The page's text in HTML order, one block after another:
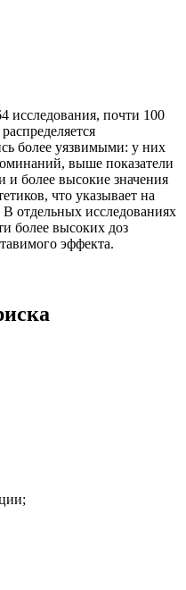
исследования, почти 100
более уязвимыми: у них
выше показатели
и более высокие значения
что указывает на
отдельных исследованиях
более высоких доз
эффекта.